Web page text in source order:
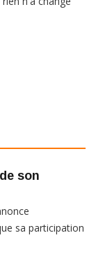
son
sa participation